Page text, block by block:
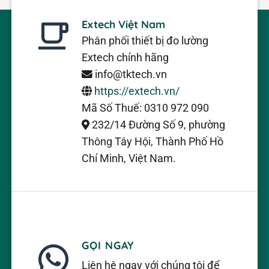
– Hiển thị ngược sáng để đo những khu vực bị
thiếu ánh sáng.
Tầm quan trọng của máy đo môi
trường đa năng
Thiết bị đo môi trường có khả năng đo lường
nhanh chóng và chính xác các thông số môi
trường (nhiệt độ, độ ẩm, ánh sáng, độ pH và chất
lượng không khí). Nó có thể cung cấp kết quả đo
Extech Việt Nam
Phân phối thiết bị đo lường
Extech chính hãng
info@tktech.vn
https://extech.vn/
Mã Số Thuế: 0310 972 090
232/14 Đường Số 9, phường
Thông Tây Hội, Thành Phố Hồ
Chí Minh, Việt Nam.
GỌI NGAY
Liên hệ ngay với chúng tôi để